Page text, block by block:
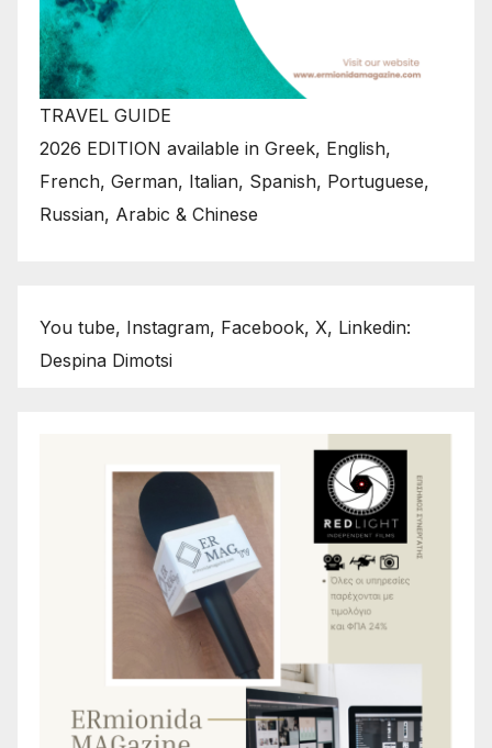
TRAVEL GUIDE
2026 EDITION available in Greek, English,
French, German, Italian, Spanish, Portuguese,
Russian, Arabic & Chinese
You tube, Instagram, Facebook, X, Linkedin:
Despina Dimotsi